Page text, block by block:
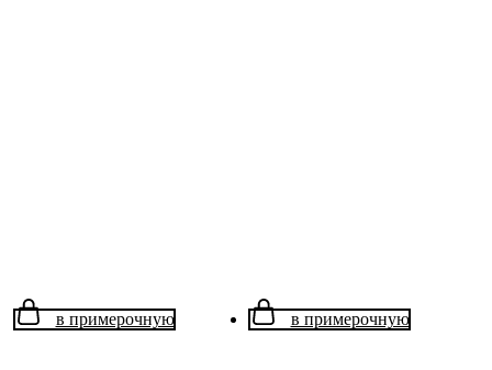
в примерочную в примерочную